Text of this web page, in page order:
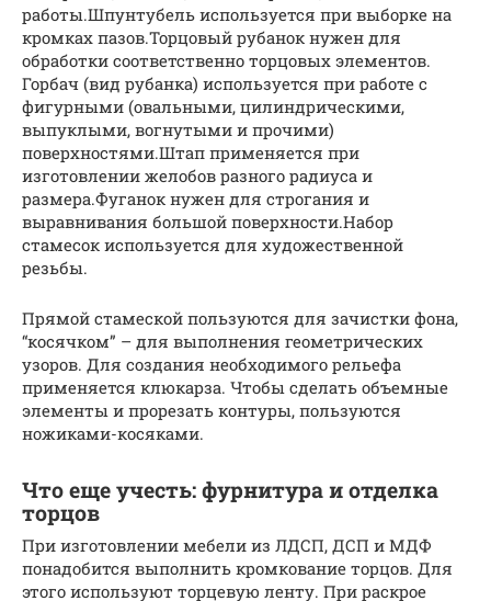
работы.Шпунтубель используется при выборке на
кромках пазов.Торцовый рубанок нужен для
обработки соответственно торцовых элементов.
Горбач (вид рубанка) используется при работе с
фигурными (овальными, цилиндрическими,
выпуклыми, вогнутыми и прочими)
поверхностями.Штап применяется при
изготовлении желобов разного радиуса и
размера.Фуганок нужен для строгания и
выравнивания большой поверхности.Набор
стамесок используется для художественной
резьбы.
Прямой стамеской пользуются для зачистки фона,
“косячком” – для выполнения геометрических
узоров. Для создания необходимого рельефа
применяется клюкарза. Чтобы сделать объемные
элементы и прорезать контуры, пользуются
ножиками-косяками.
Что еще учесть: фурнитура и отделка
торцов
При изготовлении мебели из ЛДСП, ДСП и МДФ
понадобится выполнить кромкование торцов. Для
этого используют торцевую ленту. При раскрое